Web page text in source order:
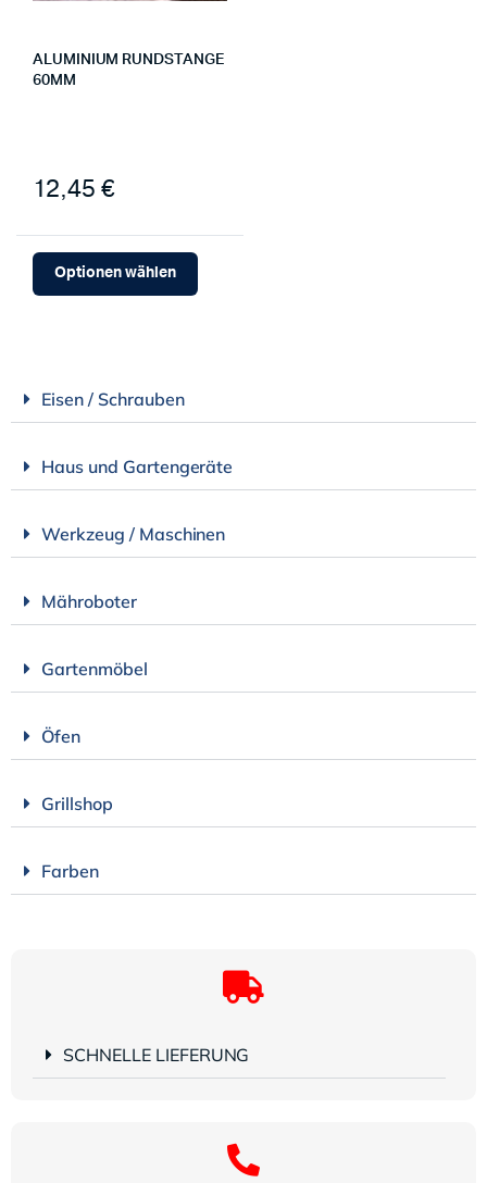
ALUMINIUM RUNDSTANGE
60MM
12,45 €
Optionen wählen
Eisen / Schrauben
Haus und Gartengeräte
Werkzeug / Maschinen
Mähroboter
Gartenmöbel
Öfen
Grillshop
Farben
SCHNELLE LIEFERUNG